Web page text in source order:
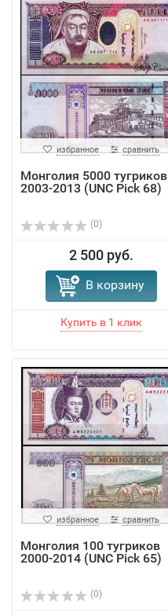
избранное сравнить
Монголия 5000 тугриков
2003-2013 (UNC Pick 68)
(0)
2 500 руб.
В корзину
избранное сравнить
Монголия 100 тугриков
2000-2014 (UNC Pick 65)
(0)